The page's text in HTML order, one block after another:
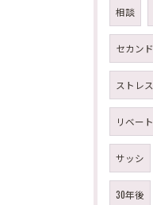
相談
セカン
ストレス
リベート
サッシ
30年後